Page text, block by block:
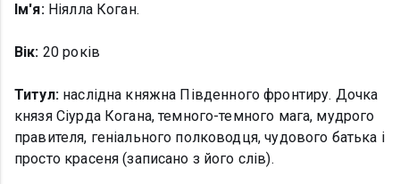
Ім'я:Ніялла Коган.
Вік: 20 років
Титул: наслідна княжна Південного фронтиру. Дочка
князя Сіурда Когана, темного-темного мага, мудрого
правителя, геніального полководця, чудового батька і
просто красеня (записано з його слів).